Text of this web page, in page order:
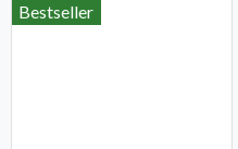
Bestseller